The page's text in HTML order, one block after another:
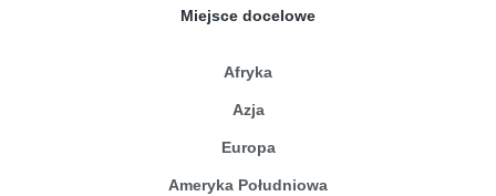
Miejsce docelowe
Afryka
Azja
Europa
Ameryka Południowa